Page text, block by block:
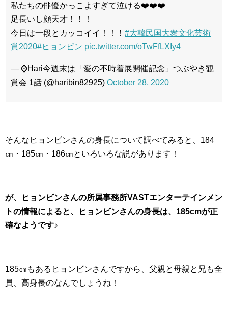
私たちの俳優かっこよすぎて泣ける❤️❤️❤️
足長いし顔天才！！！
今日は一段とカッコイイ！！！ #大韓民国大衆文化芸術
賞2020#ヒョンビン pic.twitter.com/oTwFfLXIy4
— ⌚️Hari今週末は「愛の不時着展開催記念」つぶやき観
賞会 1話 (@haribin82925) October 28, 2020
そんなヒョンビンさんの身長について調べてみると、184
㎝・185㎝・186㎝といろいろな説があります！
が、ヒョンビンさんの所属事務所VASTエンターテインメン
トの情報によると、ヒョンビンさんの身長は、185cmが正
確なようです♪
185㎝もあるヒョンビンさんですから、父親と母親と兄も全
員、高身長のなんでしょうね！